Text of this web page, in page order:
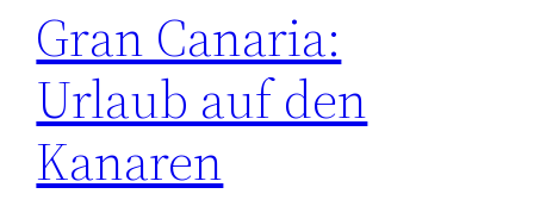
Gran Canaria:
Urlaub auf den
Kanaren